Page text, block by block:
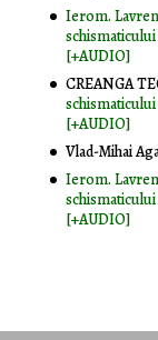
Ierom.
[+AUDIO]
CREANGA
[+AUDIO]
Vlad-Mihai
Ierom.
[+AUDIO]